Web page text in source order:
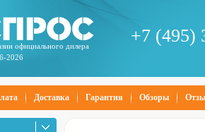
официального дилера
2026
+7 (495)
Доставка Гарантия Обзоры